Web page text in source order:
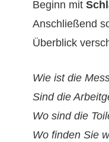
Beginn mit
Anschließend
Überblick
Wie ist die
Sind die
Wo sind die
Wo finden Sie